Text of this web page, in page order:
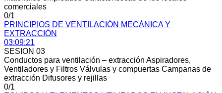
comerciales
0/1
PRINCIPIOS DE VENTILACIÓN MECÁNICA Y
EXTRACCIÓN
03:09:21
SESION 03
Conductos para ventilación – extracción Aspiradores,
Ventiladores y Filtros Válvulas y compuertas Campanas de
extracción Difusores y rejillas
0/1